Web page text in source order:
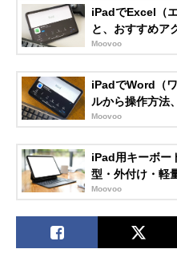
iPadでExcel（
と、おすすめア
Moovoo
iPadでWord（
ルから操作方法
Moovoo
iPad用キーボー
型・外付け・軽
Moovoo